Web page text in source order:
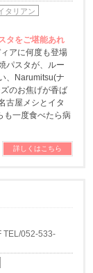
タリアン
タをご堪能あれ
アに何度も登場
パスタが、ルー
、Narumitsu(ナ
のお焦げが香ば
古屋メシとイタ
も一度食べたら病
詳しくはこちら
TEL/052-533-